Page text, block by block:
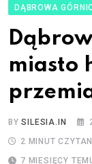
DĄBROWA
miasto
BYSILESIA.IN
2 MINUT
7 MIESIĘCY